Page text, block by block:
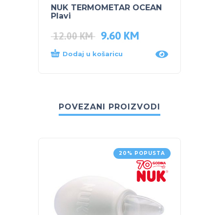
NUK TERMOMETAR OCEAN
Plavi
12.00KM 9.60 KM
Dodaj u košaricu
POVEZANI PROIZVODI
20% POPUSTA